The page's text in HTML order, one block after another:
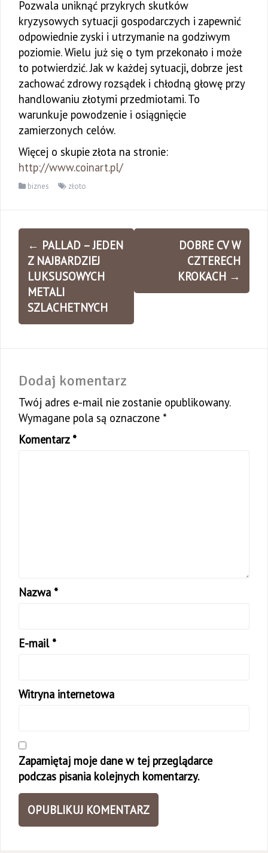
Pozwala uniknąć przykrych skutków
kryzysowych sytuacji gospodarczych i zapewnić
odpowiednie zyski i utrzymanie na godziwym
poziomie. Wielu już się o tym przekonało i może
to potwierdzić. Jak w każdej sytuacji, dobrze jest
zachować zdrowy rozsądek i chłodną głowę przy
handlowaniu złotymi przedmiotami. To
warunkuje powodzenie i osiągnięcie
zamierzonych celów.
Więcej o skupie złota na stronie:
http://www.coinart.pl/
biznes złoto
Zobacz
wpisy
← PALLAD – JEDEN
Z NAJBARDZIEJ
LUKSUSOWYCH
METALI
SZLACHETNYCH
DOBRE CV W
CZTERECH
KROKACH →
Dodaj komentarz
Twój adres e-mail nie zostanie opublikowany.
Wymagane pola są oznaczone *
Komentarz *
Nazwa *
E-mail *
Witryna internetowa
Zapamiętaj moje dane w tej przeglądarce
podczas pisania kolejnych komentarzy.